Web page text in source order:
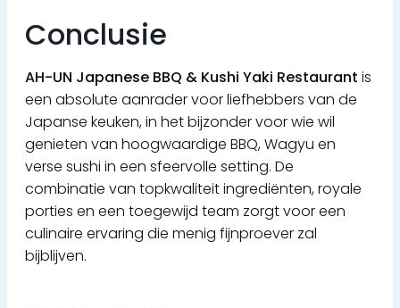
Conclusie
AH-UN Japanese BBQ & Kushi Yaki Restaurant is
een absolute aanrader voor liefhebbers van de
Japanse keuken, in het bijzonder voor wie wil
genieten van hoogwaardige BBQ, Wagyu en
verse sushi in een sfeervolle setting. De
combinatie van topkwaliteit ingrediënten, royale
porties en een toegewijd team zorgt voor een
culinaire ervaring die menig fijnproever zal
bijblijven.